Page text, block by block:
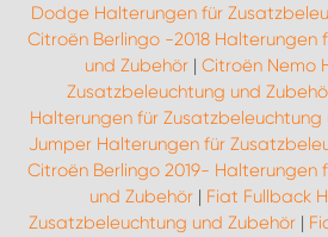
Dodge Halterungen für
Citroën Berlingo -2018 Halterungen
und Zubehör | Citroën Nemo
Zusatzbeleuchtung und
Halterungen für Zusatzbeleuchtung
Jumper Halterungen für
Citroën Berlingo 2019- Halterungen
und Zubehör | Fiat Fullback
Zusatzbeleuchtung und Zubehör|